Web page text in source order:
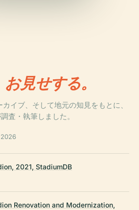
見せする。
イブ、そして地元の知見をもとに、
査・執筆しました。
2026
2021, StadiumDB
Renovation and Modernization,